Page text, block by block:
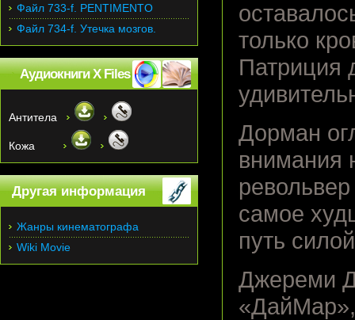
только
Патриция
Дорман
внимания
самое
путь
Джереми
Файл 733-f. PENTIMENTO
Файл 734-f. Утечка мозгов.
Аудиокниги X Files
Антитела
Кожа
Другая информация
Жанры кинематографа
Wiki Movie